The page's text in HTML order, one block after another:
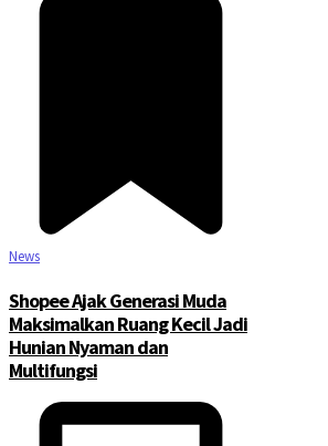
News
Shopee Ajak Generasi Muda
Maksimalkan Ruang Kecil Jadi
Hunian Nyaman dan
Multifungsi